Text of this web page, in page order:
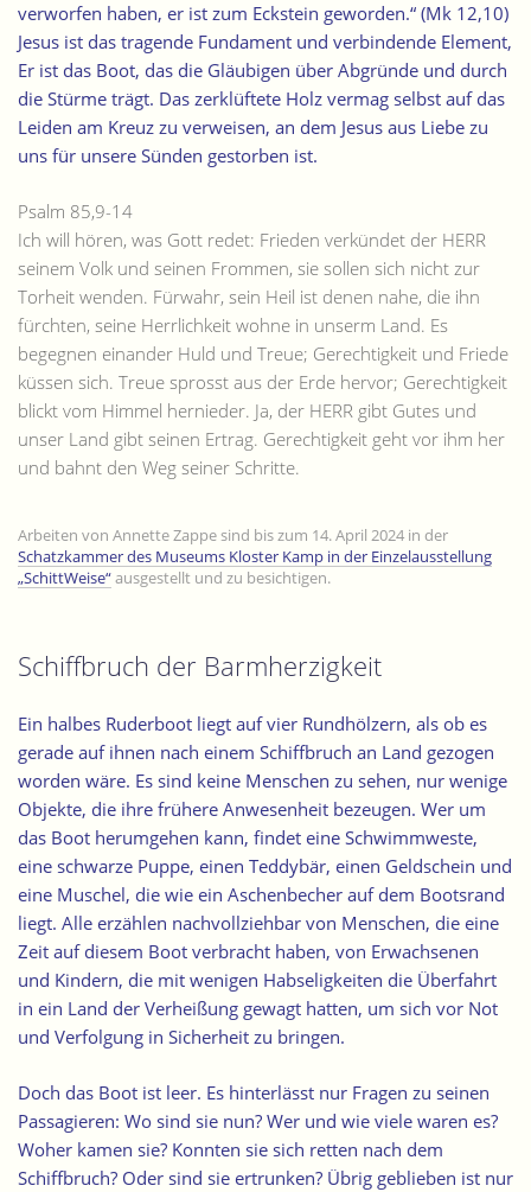
verworfen haben, er ist zum Eckstein geworden.“ (Mk 12,10)
Jesus ist das tragende Fundament und verbindende Element,
Er ist das Boot, das die Gläubigen über Abgründe und durch
die Stürme trägt. Das zerklüftete Holz vermag selbst auf das
Leiden am Kreuz zu verweisen, an dem Jesus aus Liebe zu
uns für unsere Sünden gestorben ist.
Psalm 85,9-14
Ich will hören, was Gott redet: Frieden verkündet der HERR
seinem Volk und seinen Frommen, sie sollen sich nicht zur
Torheit wenden. Fürwahr, sein Heil ist denen nahe, die ihn
fürchten, seine Herrlichkeit wohne in unserm Land. Es
begegnen einander Huld und Treue; Gerechtigkeit und Friede
küssen sich. Treue sprosst aus der Erde hervor; Gerechtigkeit
blickt vom Himmel hernieder. Ja, der HERR gibt Gutes und
unser Land gibt seinen Ertrag. Gerechtigkeit geht vor ihm her
und bahnt den Weg seiner Schritte.
Arbeiten von Annette Zappe sind bis zum 14. April 2024 in der
Schatzkammer des Museums Kloster Kamp in der Einzelausstellung
„SchittWeise“ausgestellt und zu besichtigen.
Schiffbruch der Barmherzigkeit
Ein halbes Ruderboot liegt auf vier Rundhölzern, als ob es
gerade auf ihnen nach einem Schiffbruch an Land gezogen
worden wäre. Es sind keine Menschen zu sehen, nur wenige
Objekte, die ihre frühere Anwesenheit bezeugen. Wer um
das Boot herumgehen kann, findet eine Schwimmweste,
eine schwarze Puppe, einen Teddybär, einen Geldschein und
eine Muschel, die wie ein Aschenbecher auf dem Bootsrand
liegt. Alle erzählen nachvollziehbar von Menschen, die eine
Zeit auf diesem Boot verbracht haben, von Erwachsenen
und Kindern, die mit wenigen Habseligkeiten die Überfahrt
in ein Land der Verheißung gewagt hatten, um sich vor Not
und Verfolgung in Sicherheit zu bringen.
Doch das Boot ist leer. Es hinterlässt nur Fragen zu seinen
Passagieren: Wo sind sie nun? Wer und wie viele waren es?
Woher kamen sie? Konnten sie sich retten nach dem
Schiffbruch? Oder sind sie ertrunken? Übrig geblieben ist nur